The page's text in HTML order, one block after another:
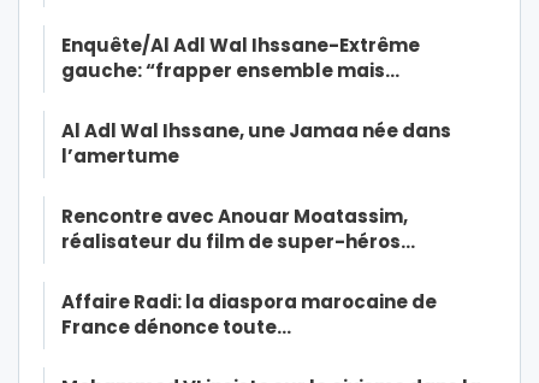
Enquête/Al Adl Wal Ihssane-Extrême
gauche: “frapper ensemble mais…
Al Adl Wal Ihssane, une Jamaa née dans
l’amertume
Rencontre avec Anouar Moatassim,
réalisateur du film de super-héros…
Affaire Radi: la diaspora marocaine de
France dénonce toute…